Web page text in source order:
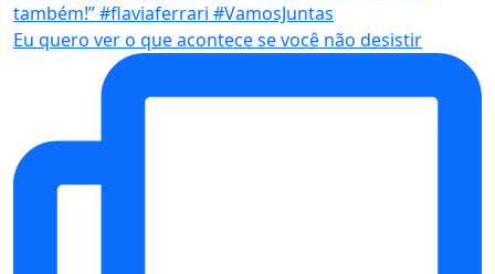
Eu quero ver o que acontece se você não desistir